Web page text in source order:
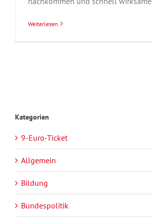
Weiterlesen
Kategorien
9-Euro-Ticket
Allgemein
Bildung
Bundespolitik